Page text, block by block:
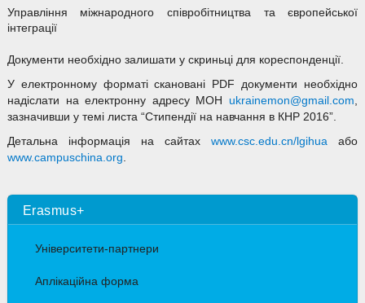
Управління міжнародного співробітництва та європейської
інтеграції
Документи необхідно залишати у скриньці для кореспонденції.
У електронному форматі скановані PDF документи необхідно
надіслати на електронну адресу МОН ukrainemon@gmail.com,
зазначивши у темі листа “Стипендії на навчання в КНР 2016”.
Детальна інформація на сайтахwww.csc.edu.cn/lgihua або
www.campuschina.org.
Erasmus+
Університети-партнери
Аплікаційна форма